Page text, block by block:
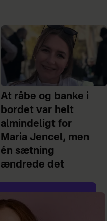
At råbe og banke i
bordet var helt
almindeligt for
Maria Jencel, men
én sætning
ændrede det